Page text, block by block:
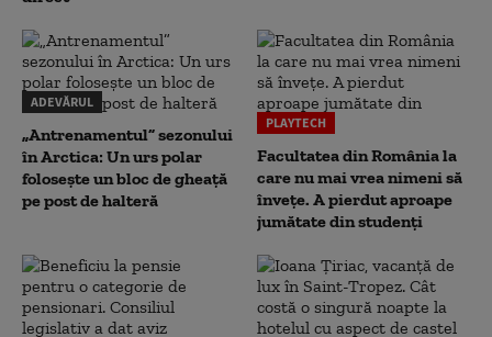
ADEVĂRUL
„Antrenamentul” sezonului
în Arctica: Un urs polar
folosește un bloc de gheață
pe post de halteră
PLAYTECH
Facultatea din România la
care nu mai vrea nimeni să
înveţe. A pierdut aproape
jumătate din studenţi